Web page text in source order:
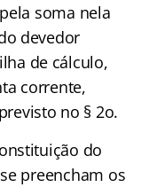
soma nela
devedor
de cálculo,
corrente,
no § 2o.
do
preencham os